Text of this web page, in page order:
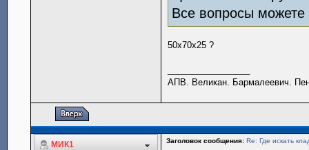
Все вопросы
50х70х25 ?
АПВ. Великан. Бармалеевич.
МИК1 Заголовок сообщения: Re: Где искать